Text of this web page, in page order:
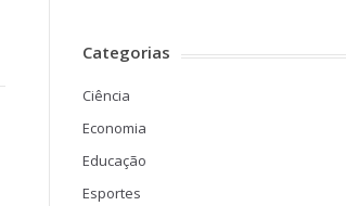
Categorias
Ciência
Economia
Educação
Esportes